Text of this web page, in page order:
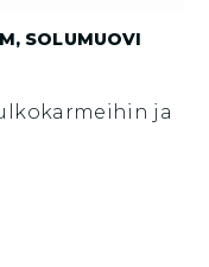
SOLUMUOVI
ja